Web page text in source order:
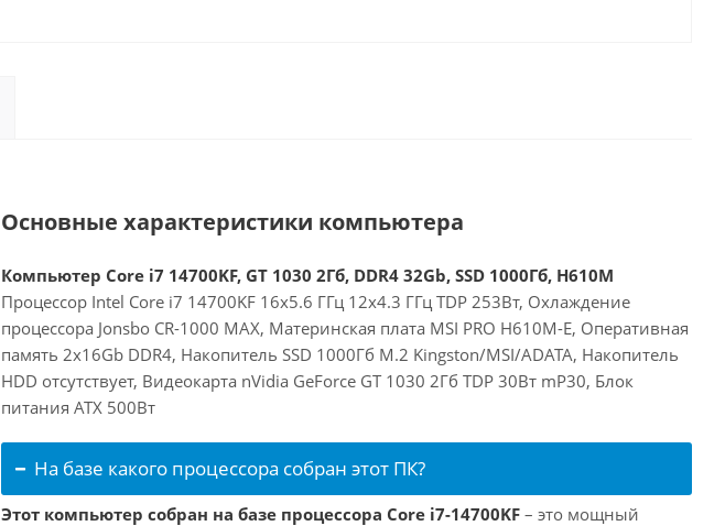
Основные характеристики компьютера
Компьютер Core i7 14700KF, GT 1030 2Гб, DDR4 32Gb, SSD 1000Гб, H610M
Процессор Intel Core i7 14700KF 16x5.6 ГГц 12x4.3 ГГц TDP 253Вт, Охлаждение
процессора Jonsbo CR-1000 MAX, Материнская плата MSI PRO H610M-E, Оперативная
память 2x16Gb DDR4, Накопитель SSD 1000Гб M.2 Kingston/MSI/ADATA, Накопитель
HDD отсутствует, Видеокарта nVidia GeForce GT 1030 2Гб TDP 30Вт mP30, Блок
питания ATX 500Вт
На базе какого процессора собран этот ПК?
Этот компьютер собран на базе процессора Core i7-14700KF – это мощный